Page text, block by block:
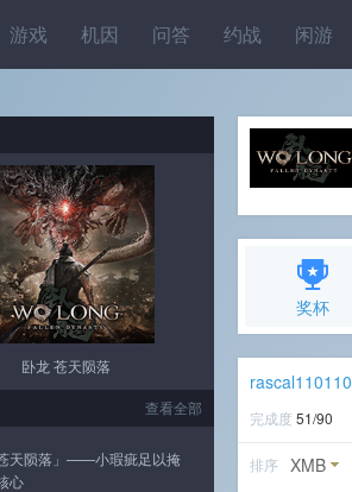
游戏 机因 问答 约战 闲游
奖杯
rascal110110
完成度 51/90
排序 XMB
卧龙 苍天陨落
查看全部
苍天陨落」——小瑕疵足以掩
心